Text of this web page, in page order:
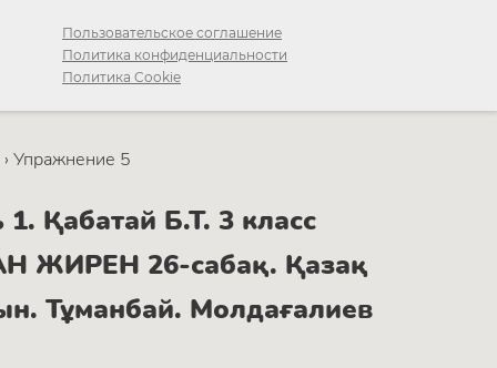
Пользовательское соглашение
Политика конфиденциальности
Политика Cookie
› Упражнение 5
Қабатай Б.Т. 3 класс
ЖИРЕН 26-сабақ. Қазақ
Тұманбай. Молдағалиев